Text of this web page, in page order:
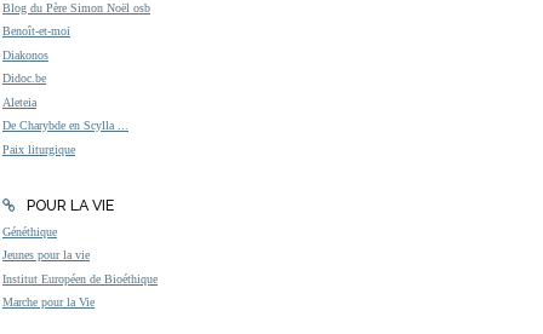
Blog du Père Simon Noël osb
Benoît-et-moi
Diakonos
Didoc.be
Aleteia
De Charybde en Scylla ...
Paix liturgique
POUR LA VIE
Généthique
Jeunes pour la vie
Institut Européen de Bioéthique
Marche pour la Vie